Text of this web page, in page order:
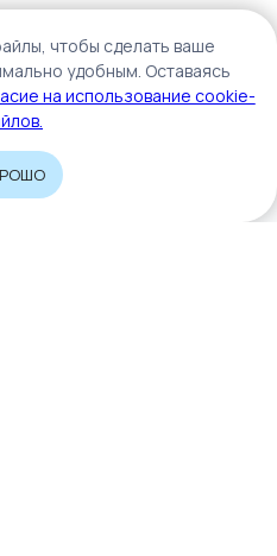
Sign In
чтoбы cдeлaть вaшe
удoбным. Ocтaвaяcь
нa иcпoльзoвaниe cookie-